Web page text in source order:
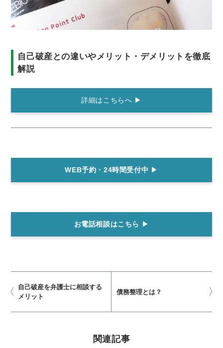
自己破産との違いやメリット・デメリットを徹底
解説
詳細はこちらへ ▶
WEB予約・24時間受付中 ▶
お電話相談はこちら ▶
自己破産を弁護士に相談する
メリット
債務整理とは？
関連記事